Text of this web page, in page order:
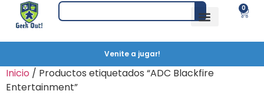
0
Venite a jugar!
Inicio / Productos etiquetados “ADC Blackfire
Entertainment”